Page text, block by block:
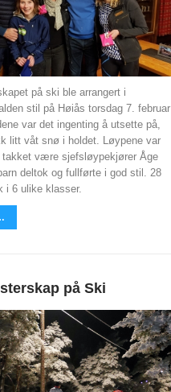
IDRETTSLAG
på ski ble arrangert i
stil på Høiås torsdag 7. februar
var det ingenting å utsette på,
litt våt snø i holdet. Løypene var
takket være sjefsløypekjører Åge
deltok og fullførte i god stil. 28
i 6 ulike klasser.
på Ski